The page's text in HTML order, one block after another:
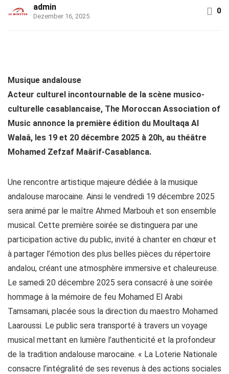
admin
Dezember 16, 2025
0
Musique andalouse
Acteur culturel incontournable de la scène musico-
culturelle casablancaise, The Moroccan Association of
Music annonce la première édition du Moultaqa Al
Walaâ, les 19 et 20 décembre 2025 à 20h, au théâtre
Mohamed Zefzaf Maârif-Casablanca.
Une rencontre artistique majeure dédiée à la musique
andalouse marocaine. Ainsi le vendredi 19 décembre 2025
sera animé par le maître Ahmed Marbouh et son ensemble
musical. Cette première soirée se distinguera par une
participation active du public, invité à chanter en chœur et
à partager l’émotion des plus belles pièces du répertoire
andalou, créant une atmosphère immersive et chaleureuse.
Le samedi 20 décembre 2025 sera consacré à une soirée
hommage à la mémoire de feu Mohamed El Arabi
Tamsamani, placée sous la direction du maestro Mohamed
Laaroussi. Le public sera transporté à travers un voyage
musical mettant en lumière l’authenticité et la profondeur
de la tradition andalouse marocaine. « La Loterie Nationale
consacre l’intégralité de ses revenus à des actions sociales